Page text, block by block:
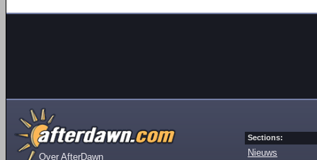
Over AfterDawn
Sections:
Nieuws